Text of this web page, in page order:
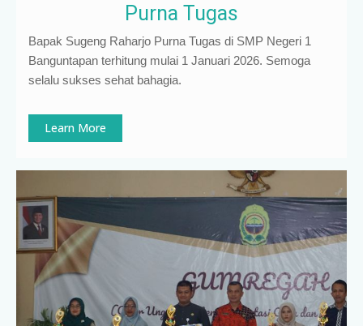
Purna Tugas
Bapak Sugeng Raharjo Purna Tugas di SMP Negeri 1
Banguntapan terhitung mulai 1 Januari 2026. Semoga
selalu sukses sehat bahagia.
Learn More